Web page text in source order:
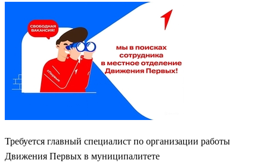
Требуется главный специалист по организации работы
Движения Первых в муниципалитете